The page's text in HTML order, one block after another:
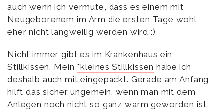
auch wenn ich vermute, dass es einem mit
Neugeborenem im Arm die ersten Tage wohl
eher nicht langweilig werden wird :)
Nicht immer gibt es im Krankenhaus ein
Stillkissen. Mein *kleines Stillkissen habe ich
deshalb auch mit eingepackt. Gerade am Anfang
hilft das sicher ungemein, wenn man mit dem
Anlegen noch nicht so ganz warm geworden ist.